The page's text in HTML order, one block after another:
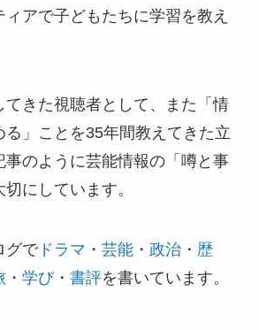
アで子どもたちに学習を教え
てきた視聴者として、また「情
る」ことを35年間教えてきた立
事のように芸能情報の「噂と事
にしています。
グでドラマ ・ 芸能・ 政治・ 歴
・ 学び・ 書評を書いています。